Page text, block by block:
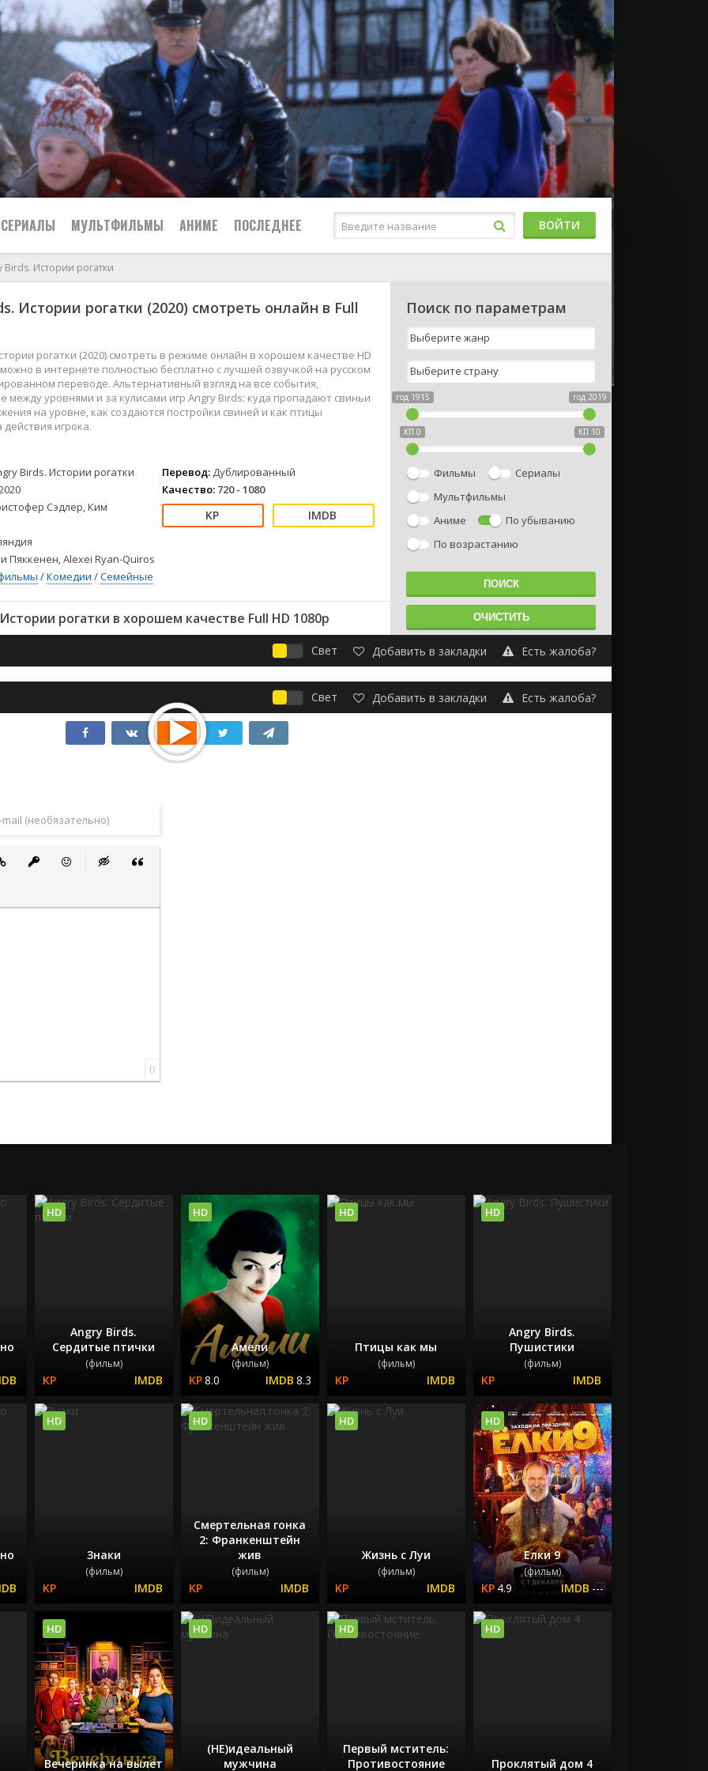
Боевики
Детективы
Детские
Драмы
Комедии
Мелодрамы
Семейные
Спорт
Триллеры
Ужасы
СЕРИАЛЫ МУЛЬТФИЛЬМЫ АНИМЕ ПОСЛЕДНЕЕ
2023
2022
2021
Зарубежные
ВОЙТИ
Birds. Истории рогатки
Истории рогатки (2020) смотреть онлайн в Full
рогатки (2020) смотреть в режиме онлайн в хорошем качестве HD
можно в интернете полностью бесплатно с лучшей озвучкой на русском
переводе. Альтернативный взгляд на все события,
между уровнями и за кулисами игр Angry Birds: куда пропадают свиньи
на уровне, как создаются постройки свиней и как птицы
игрока.
Birds. Истории рогатки
Сэдлер, Ким
Перевод: Дублированный
Качество: 720 - 1080
Пяккенен, Alexei Ryan-Quiros
/Комедии /Семейные
рогатки в хорошем качестве Full HD 1080p
Поиск по параметрам
год 1915 год 2019
КП 0 КП 10
Фильмы
Сериалы
Мультфильмы
Аниме
По убыванию
По возрастанию
Свет Добавить в закладки Есть жалоба?
Свет Добавить в закладки Есть жалоба?
0
Angry Birds.
Сердитые птички
(фильм)
HD
Амели
(фильм)
8.0 8.3
HD
Птицы как мы
(фильм)
HD
Angry Birds.
Пушистики
(фильм)
HD
Знаки
(фильм)
HD
Смертельная гонка
2: Франкенштейн
жив
(фильм)
HD
Жизнь с Луи
(фильм)
HD
Елки 9
(фильм)
4.9 ---
HD
Вечеринка на вылет
HD
(НЕ)идеальный
мужчина
HD
Первый мститель:
Противостояние
HD
Проклятый дом 4
HD